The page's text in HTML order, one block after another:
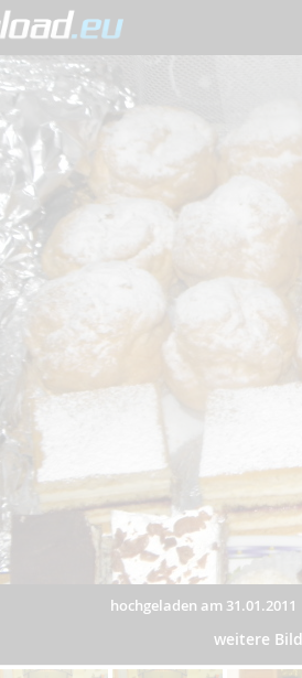
hochgeladen am 31.01.2011
weitere